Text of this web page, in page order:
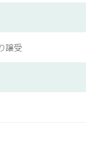
譲受